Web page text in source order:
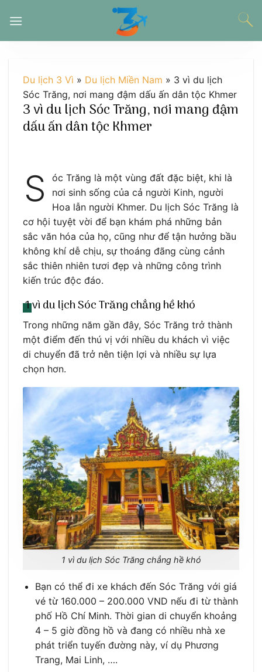
đến
Du lịch 3 Vì » Du lịch Miền Nam » 3 vì du lịch
Sóc Trăng, nơi mang đậm dấu ấn dân tộc Khmer
3 vì du lịch Sóc Trăng, nơi mang đậm
dấu ấn dân tộc Khmer
S
óc Trăng là một vùng đất đặc biệt, khi là
nơi sinh sống của cả người Kinh, người
Hoa lẫn người Khmer. Du lịch Sóc Trăng là
cơ hội tuyệt vời để bạn khám phá những bản
sắc văn hóa của họ, cũng như để tận hưởng bầu
không khí dễ chịu, sự thoáng đãng cùng cảnh
sắc thiên nhiên tươi đẹp và những công trình
kiến trúc độc đáo.
1 vì du lịch Sóc Trăng chẳng hề khó
Trong những năm gần đây, Sóc Trăng trở thành
một điểm đến thú vị với nhiều du khách vì việc
di chuyển đã trở nên tiện lợi và nhiều sự lựa
chọn hơn.
1 vì du lịch Sóc Trăng chẳng hề khó
Bạn có thể đi xe khách đến Sóc Trăng với giá
vé từ 160.000 – 200.000 VND nếu đi từ thành
phố Hồ Chí Minh. Thời gian di chuyển khoảng
4 – 5 giờ đồng hồ và đang có nhiều nhà xe
phát triển tuyến đường này, ví dụ Phương
Trang, Mai Linh, ….